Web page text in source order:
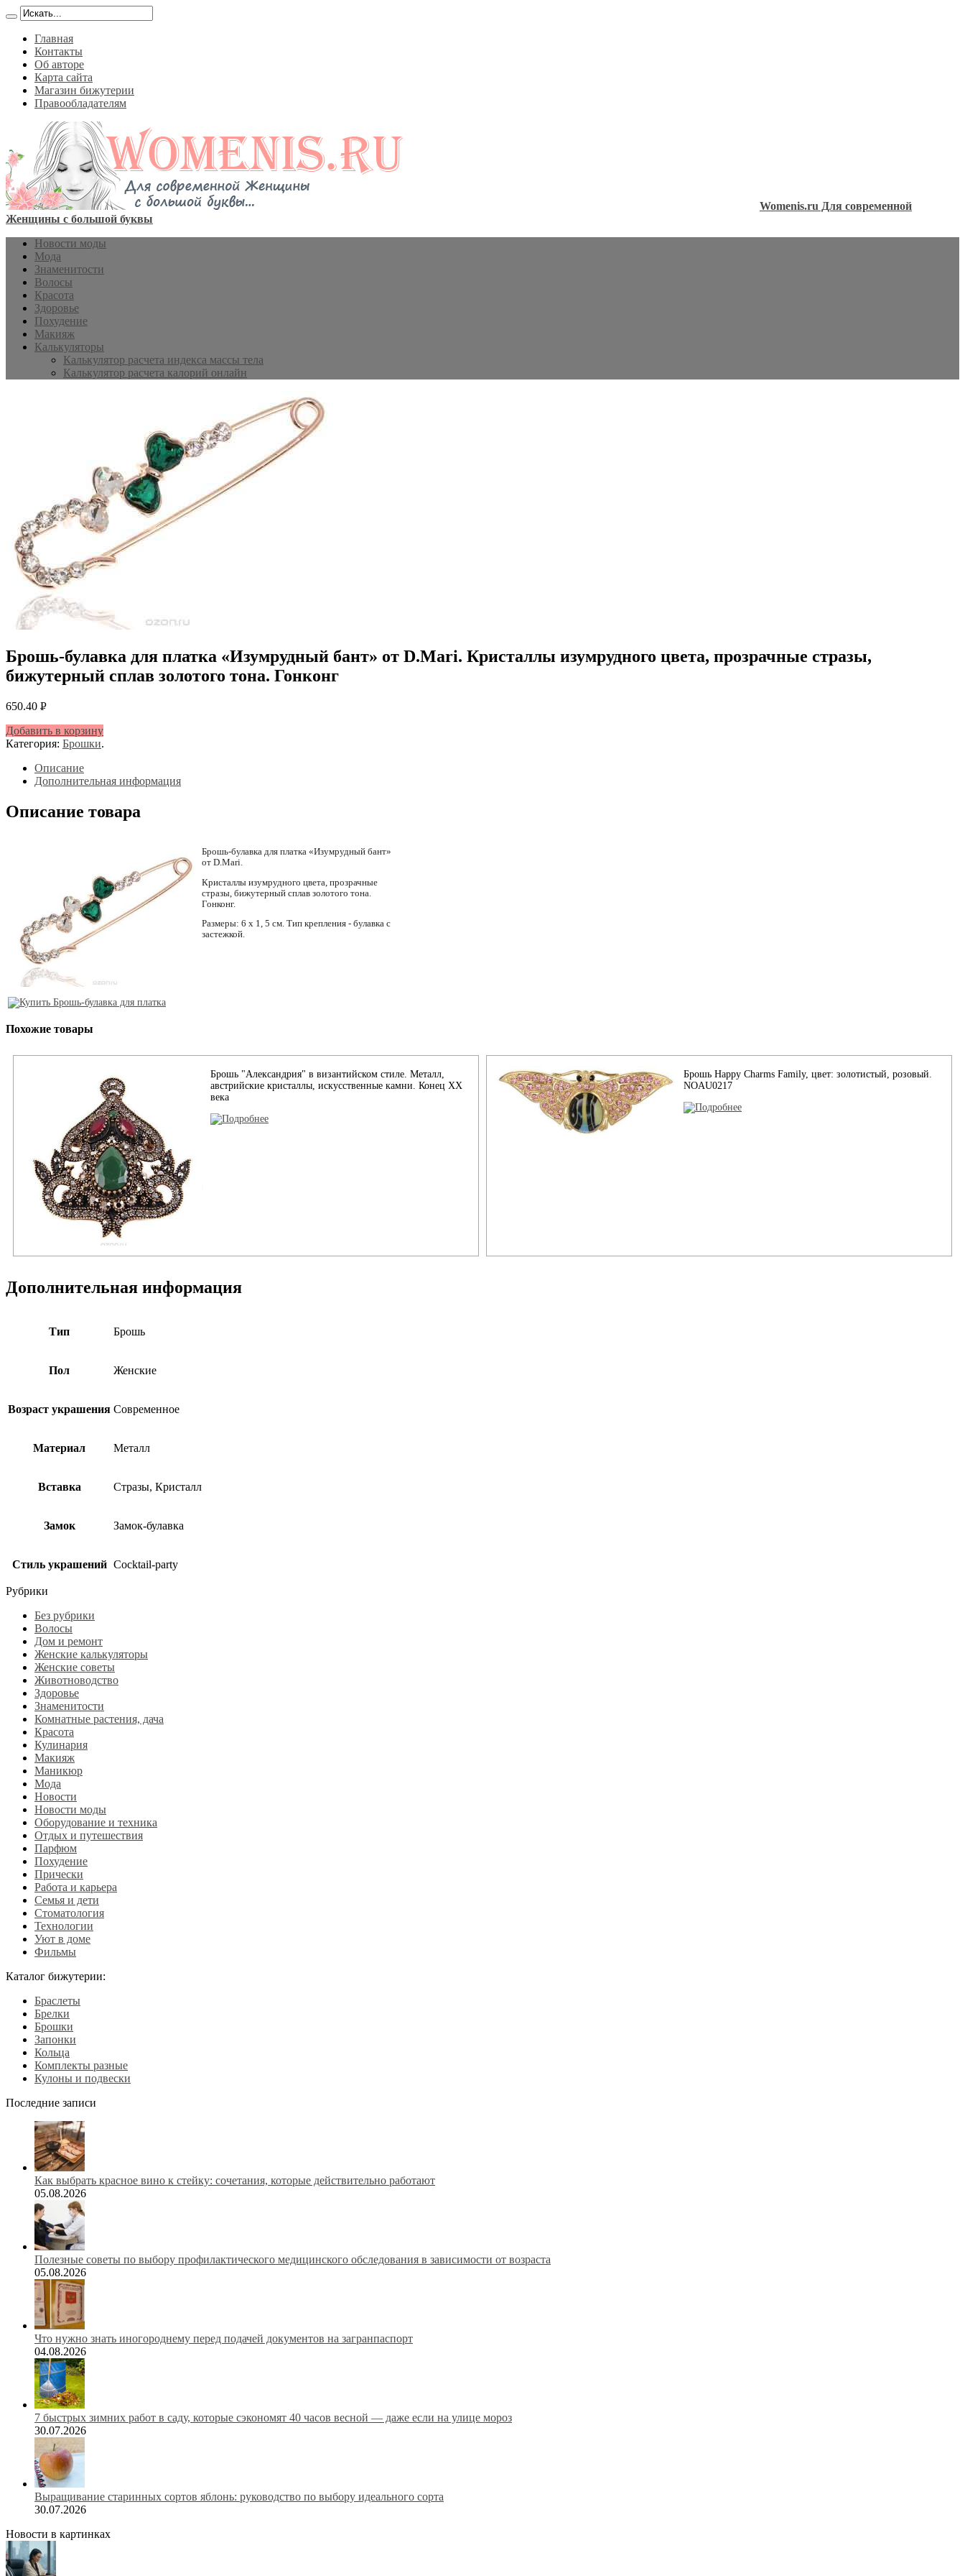
Главная
Контакты
Об авторе
Карта сайта
Магазин бижутерии
Правообладателям
Womenis.ru Для современной
Женщины с большой буквы
Новости моды
Мода
Знаменитости
Волосы
Красота
Здоровье
Похудение
Макияж
Калькуляторы
Калькулятор расчета индекса массы тела
Калькулятор расчета калорий онлайн
Брошь-булавка для платка «Изумрудный бант» от D.Mari. Кристаллы изумрудного цвета, прозрачные стразы,
бижутерный сплав золотого тона. Гонконг
650.40 Р
Добавить в корзину
Категория: Брошки.
Описание
Дополнительная информация
Описание товара
Брошь-булавка для платка «Изумрудный бант»
от D.Mari.
Кристаллы изумрудного цвета, прозрачные
стразы, бижутерный сплав золотого тона.
Гонконг.
Размеры: 6 х 1, 5 см. Тип крепления - булавка с
застежкой.
Похожие товары
Брошь "Александрия" в византийском стиле. Металл,
австрийские кристаллы, искусственные камни. Конец XX
века
Брошь Happy Charms Family, цвет: золотистый, розовый.
NOAU0217
Дополнительная информация
Тип Брошь
Пол Женские
Возраст украшения Современное
Материал Металл
Вставка Стразы, Кристалл
Замок Замок-булавка
Стиль украшений Cocktail-party
Рубрики
Без рубрики
Волосы
Дом и ремонт
Женские калькуляторы
Женские советы
Животноводство
Здоровье
Знаменитости
Комнатные растения, дача
Красота
Кулинария
Макияж
Маникюр
Мода
Новости
Новости моды
Оборудование и техника
Отдых и путешествия
Парфюм
Похудение
Прически
Работа и карьера
Семья и дети
Стоматология
Технологии
Уют в доме
Фильмы
Каталог бижутерии:
Браслеты
Брелки
Брошки
Запонки
Кольца
Комплекты разные
Кулоны и подвески
Последние записи
Как выбрать красное вино к стейку: сочетания, которые действительно работают
05.08.2026
Полезные советы по выбору профилактического медицинского обследования в зависимости от возраста
05.08.2026
Что нужно знать иногороднему перед подачей документов на загранпаспорт
04.08.2026
7 быстрых зимних работ в саду, которые сэкономят 40 часов весной — даже если на улице мороз
30.07.2026
Выращивание старинных сортов яблонь: руководство по выбору идеального сорта
30.07.2026
Новости в картинках